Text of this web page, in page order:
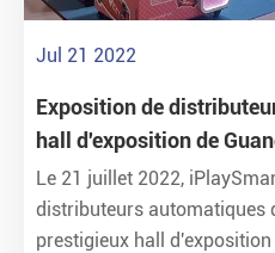
Jul 21 2022
Exposition de
hall d'exposition de
Le 21 juillet 2022,
distributeurs automatiques
prestigieux hall